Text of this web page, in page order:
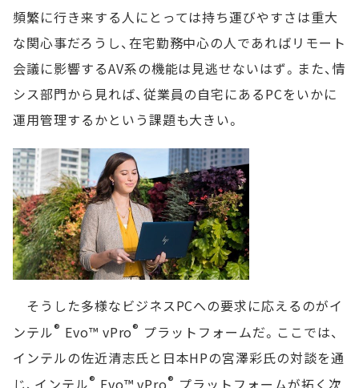
頻繁に行き来する人にとっては持ち運びやすさは重大
な関心事だろうし、在宅勤務中心の人であればリモート
会議に影響するAV系の機能は見逃せないはず。また、情
シス部門から見れば、従業員の自宅にあるPCをいかに
運用管理するかという課題も大きい。
そうした多様なビジネスPCへの要求に応えるのがイ
ンテル® Evo™ vPro® プラットフォームだ。ここでは、
インテルの佐近清志氏と日本HPの宮澤彩氏の対談を通
じ、インテル® Evo™ vPro® プラットフォームが拓く次